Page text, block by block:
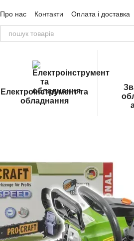
Про нас Контакти Оплата і доставка
Угода користувача
Публічна оферта
Електроінструмент та
обладнання